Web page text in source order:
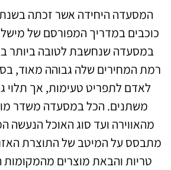
כוכבים במדריך המפורסם של
במסעדה שנחשבת לטובה ביותר
לאדם לתפריט טעימות, אך תלוי
משתנים. הכל במסעדה משדר
מהאווירה ועד סוג האוכל
מתבסס על המיטב של התוצרת
טריות והבאת מוצרים מהמקומות